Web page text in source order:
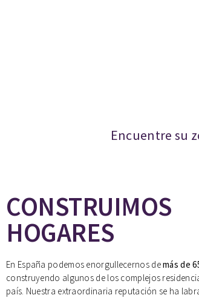
Encuentre su
CONSTRUIMOS
HOGARES
En España podemos enorgullecernos demás de
construyendo algunos de los complejos
país. Nuestra extraordinaria reputación se ha